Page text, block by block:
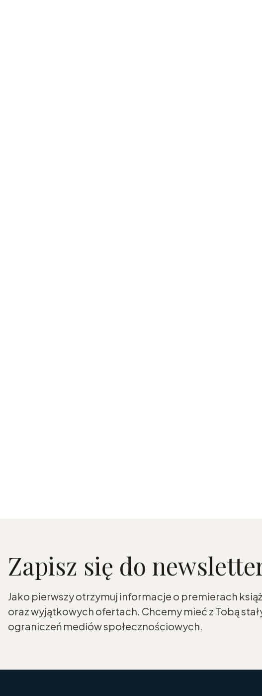
Zapisz się do
Jako pierwszy otrzymuj informacje o premierach
oraz wyjątkowych ofertach. Chcemy mieć z Tobą
ograniczeń mediów społecznościowych.